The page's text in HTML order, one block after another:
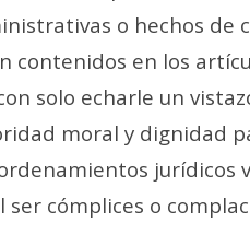
o hechos de
contenidos en los
solo echarle un
moral y dignidad
jurídicos
cómplices o